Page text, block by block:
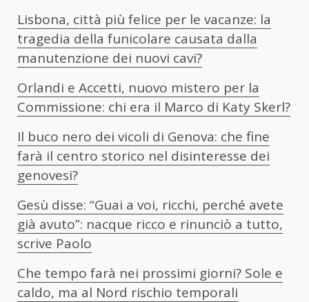
Lisbona, città più felice per le vacanze: la
tragedia della funicolare causata dalla
manutenzione dei nuovi cavi?
Orlandi e Accetti, nuovo mistero per la
Commissione: chi era il Marco di Katy Skerl?
Il buco nero dei vicoli di Genova: che fine
farà il centro storico nel disinteresse dei
genovesi?
Gesù disse: “Guai a voi, ricchi, perché avete
già avuto”: nacque ricco e rinunciò a tutto,
scrive Paolo
Che tempo farà nei prossimi giorni? Sole e
caldo, ma al Nord rischio temporali